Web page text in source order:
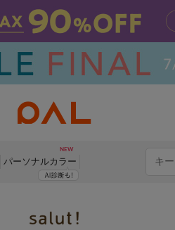
パーソナルカラー